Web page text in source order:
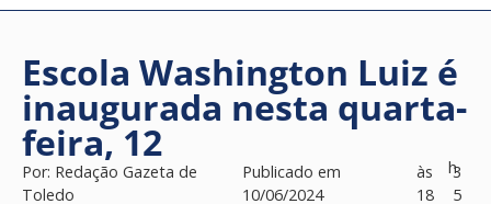
Escola Washington Luiz é
inaugurada nesta quarta-
feira, 12
Por: Redação Gazeta de
Toledo
Publicado em
10/06/2024
às
18
h3
5